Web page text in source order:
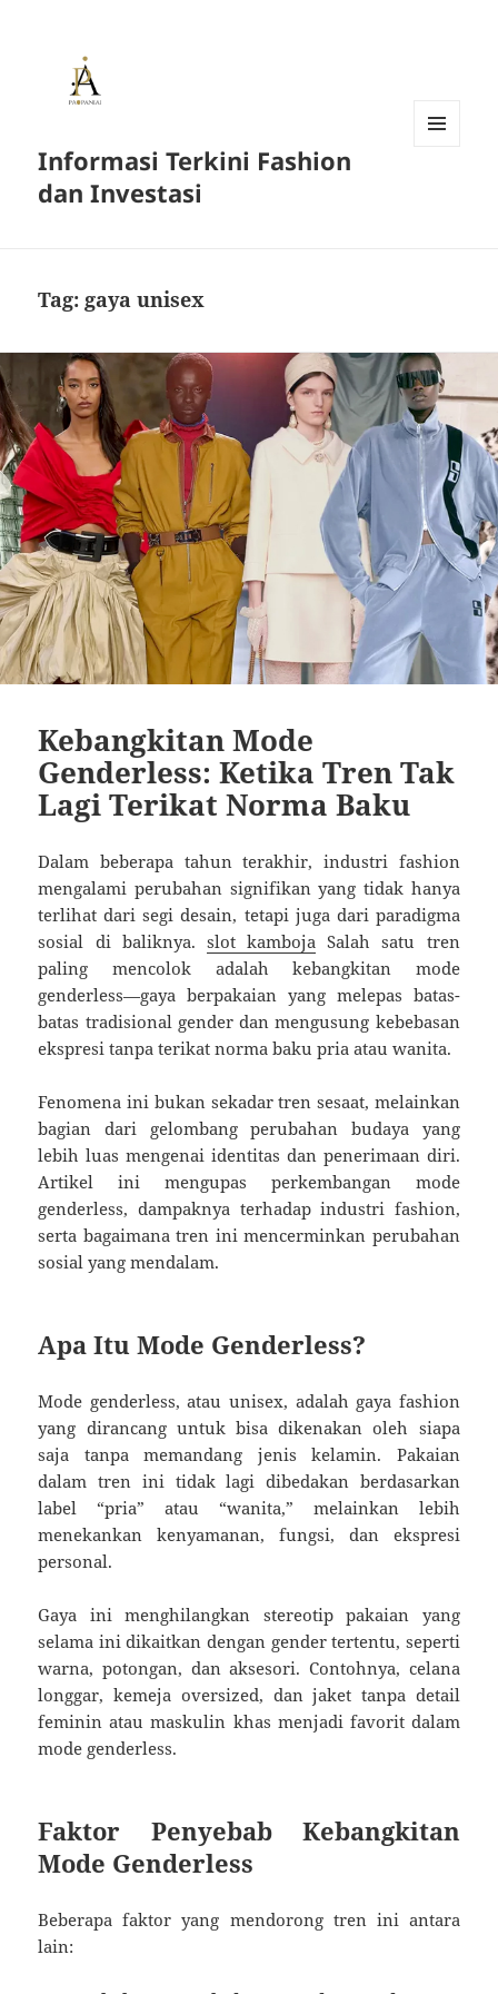
Informasi Terkini Fashion
dan Investasi
Tag: gaya unisex
Kebangkitan Mode
Genderless: Ketika Tren Tak
Lagi Terikat Norma Baku
Dalam beberapa tahun terakhir, industri fashion
mengalami perubahan signifikan yang tidak hanya
terlihat dari segi desain, tetapi juga dari paradigma
sosial di baliknya. slot kamboja Salah satu tren
paling mencolok adalah kebangkitan mode
genderless—gaya berpakaian yang melepas batas-
batas tradisional gender dan mengusung kebebasan
ekspresi tanpa terikat norma baku pria atau wanita.
Fenomena ini bukan sekadar tren sesaat, melainkan
bagian dari gelombang perubahan budaya yang
lebih luas mengenai identitas dan penerimaan diri.
Artikel ini mengupas perkembangan mode
genderless, dampaknya terhadap industri fashion,
serta bagaimana tren ini mencerminkan perubahan
sosial yang mendalam.
Apa Itu Mode Genderless?
Mode genderless, atau unisex, adalah gaya fashion
yang dirancang untuk bisa dikenakan oleh siapa
saja tanpa memandang jenis kelamin. Pakaian
dalam tren ini tidak lagi dibedakan berdasarkan
label “pria” atau “wanita,” melainkan lebih
menekankan kenyamanan, fungsi, dan ekspresi
personal.
Gaya ini menghilangkan stereotip pakaian yang
selama ini dikaitkan dengan gender tertentu, seperti
warna, potongan, dan aksesori. Contohnya, celana
longgar, kemeja oversized, dan jaket tanpa detail
feminin atau maskulin khas menjadi favorit dalam
mode genderless.
Faktor Penyebab Kebangkitan
Mode Genderless
Beberapa faktor yang mendorong tren ini antara
lain: